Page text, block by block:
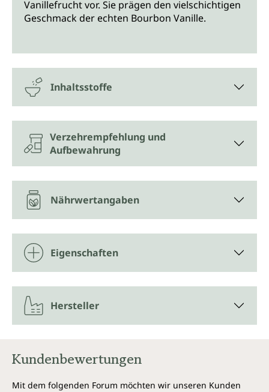
Vanillefrucht vor. Sie prägen den vielschichtigen
Geschmack der echten Bourbon Vanille.
Inhaltsstoffe
Verzehrempfehlung und
Aufbewahrung
Nährwertangaben
Eigenschaften
Hersteller
Kundenbewertungen
Mit dem folgenden Forum möchten wir unseren Kunden